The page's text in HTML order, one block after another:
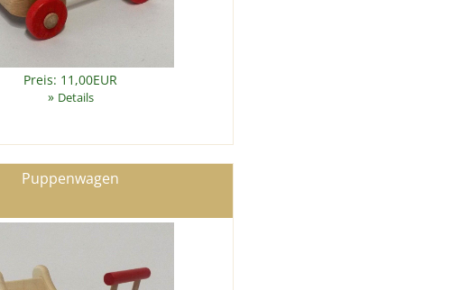
Preis: 11,00EUR
» Details
Puppenwagen